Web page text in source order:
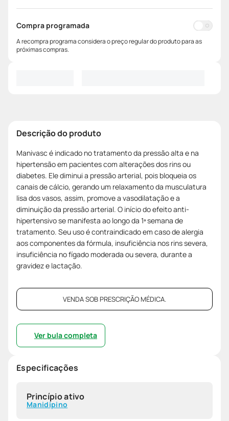
Compra programada
A recompra programa considera o preço regular do produto para as
próximas compras.
Descrição do produto
Manivasc é indicado no tratamento da pressão alta e na
hipertensão em pacientes com alterações dos rins ou
diabetes. Ele diminui a pressão arterial, pois bloqueia os
canais de cálcio, gerando um relaxamento da musculatura
lisa dos vasos, assim, promove a vasodilatação e a
diminuição da pressão arterial. O início do efeito anti-
hipertensivo se manifesta ao longo da 1ª semana de
tratamento. Seu uso é contraindicado em caso de alergia
aos componentes da fórmula, insuficiência nos rins severa,
insuficiência no fígado moderada ou severa, durante a
gravidez e lactação.
VENDA SOB PRESCRIÇÃO MÉDICA.
Ver bula completa
Especificações
Princípio ativo
Manidipino